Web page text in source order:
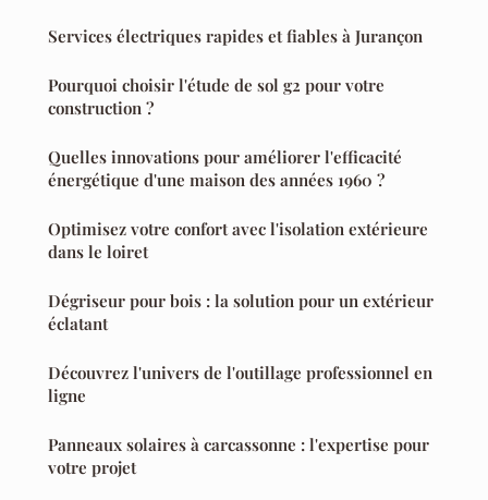
Services électriques rapides et fiables à Jurançon
Pourquoi choisir l'étude de sol g2 pour votre
construction ?
Quelles innovations pour améliorer l'efficacité
énergétique d'une maison des années 1960 ?
Optimisez votre confort avec l'isolation extérieure
dans le loiret
Dégriseur pour bois : la solution pour un extérieur
éclatant
Découvrez l'univers de l'outillage professionnel en
ligne
Panneaux solaires à carcassonne : l'expertise pour
votre projet